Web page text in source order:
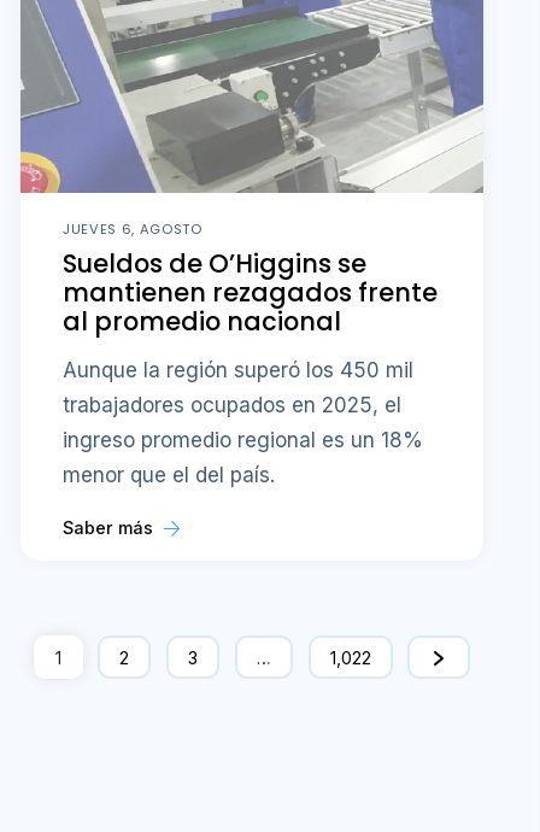
JUEVES 6, AGOSTO
Sueldos de O’Higgins se
mantienen rezagados frente
al promedio nacional
Aunque la región superó los 450 mil
trabajadores ocupados en 2025, el
ingreso promedio regional es un 18%
menor que el del país.
Saber más
1 2 3 … 1,022